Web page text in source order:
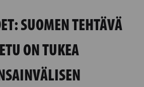
SUOMEN TEHTÄVÄ
ON TUKEA